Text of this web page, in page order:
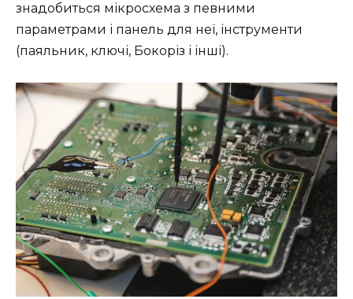
знадобиться мікросхема з певними
параметрами і панель для неї, інструменти
(паяльник, ключі, Бокоріз і інші).